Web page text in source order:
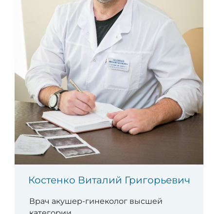
Костенко Виталий Григорьевич
Врач акушер-гинеколог высшей